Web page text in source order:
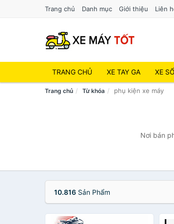
Trang chủ Danh mục Giới thiệu Liên
TRANG CHỦ XE TAY GA XE SỐ
Trang chủ Từ khóa phụ kiện xe máy
Nơi bán
10.816 Sản Phẩm